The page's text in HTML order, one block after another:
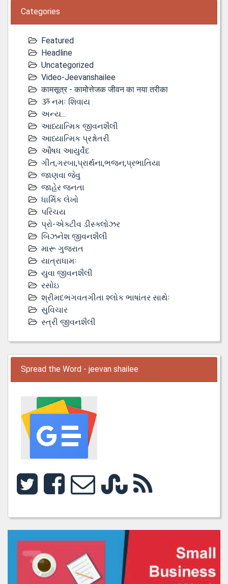
Categories
Featured
Headline
Uncategorized
Video-Jeevanshailee
कामसूत्र - कामोत्तेजक जीवन का नया तरीका
ૐ નમઃ શિવાય
અન્ય...
આધ્યાત્મિક જીવનશૈલી
આધ્યાત્મિક પ્રશ્નોતરી
ઔષધ આયુર્વેદ
ગીત,ગરબા,પ્રાર્થના,ભજન,પ્રભાતિયા
જાણવા જેવુ
જાહેર જનતા
ધાર્મિક લેખો
પરિચય
પ્રો-એક્ટીવ ડીસ્‍ક્લોઝર
બિઝનેશ જીવનશૈલી
મારૂ ગુજરાત
યાત્રાધામઃ
યુવા જીવનશૈલી
રસોઇ
શ્રીમદભગવતગીતા શ્લોક ભાષાંતર સાથેઃ
સુવિચાર
સ્ત્રી જીવનશૈલી
Spread the Word - jeevan shailee